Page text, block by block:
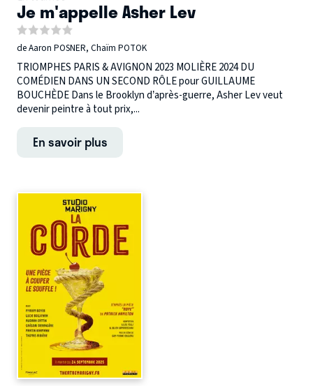
Je m'appelle Asher Lev
de Aaron POSNER, Chaïm POTOK
TRIOMPHES PARIS & AVIGNON 2023 MOLIÈRE 2024 DU
COMÉDIEN DANS UN SECOND RÔLE pour GUILLAUME
BOUCHÈDE Dans le Brooklyn d’après-guerre, Asher Lev veut
devenir peintre à tout prix,...
En savoir plus